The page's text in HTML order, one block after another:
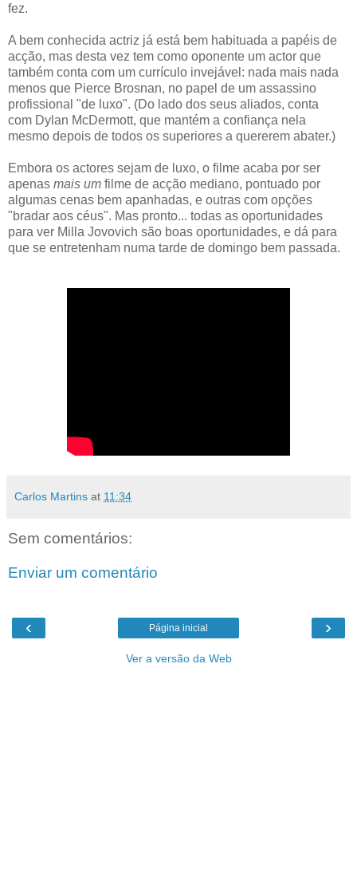
fez.
A bem conhecida actriz já está bem habituada a papéis de
acção, mas desta vez tem como oponente um actor que
também conta com um currículo invejável: nada mais nada
menos que Pierce Brosnan, no papel de um assassino
profissional "de luxo". (Do lado dos seus aliados, conta
com Dylan McDermott, que mantém a confiança nela
mesmo depois de todos os superiores a quererem abater.)
Embora os actores sejam de luxo, o filme acaba por ser
apenas mais um filme de acção mediano, pontuado por
algumas cenas bem apanhadas, e outras com opções
"bradar aos céus". Mas pronto... todas as oportunidades
para ver Milla Jovovich são boas oportunidades, e dá para
que se entretenham numa tarde de domingo bem passada.
Carlos Martins at 11:34
Sem comentários:
Enviar um comentário
‹ ›
Página inicial
Ver a versão da Web